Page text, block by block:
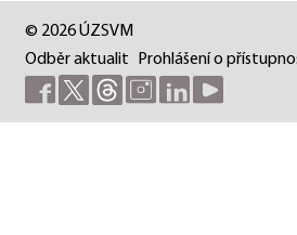
© 2026 ÚZSVM
Odběr aktualit
Prohlášení o